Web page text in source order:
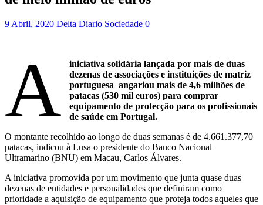
9 Abril, 2020 Delta Diario Sociedade 0
A
iniciativa solidária lançada por mais de duas
dezenas de associações e instituições de matriz
portuguesa angariou mais de 4,6 milhões de
patacas (530 mil euros) para comprar
equipamento de protecção para os profissionais
de saúde em Portugal.
O montante recolhido ao longo de duas semanas é de 4.661.377,70
patacas, indicou à Lusa o presidente do Banco Nacional
Ultramarino (BNU) em Macau, Carlos Álvares.
A iniciativa promovida por um movimento que junta quase duas
dezenas de entidades e personalidades que definiram como
prioridade a aquisição de equipamento que proteja todos aqueles que